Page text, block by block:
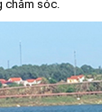
chăm sóc.